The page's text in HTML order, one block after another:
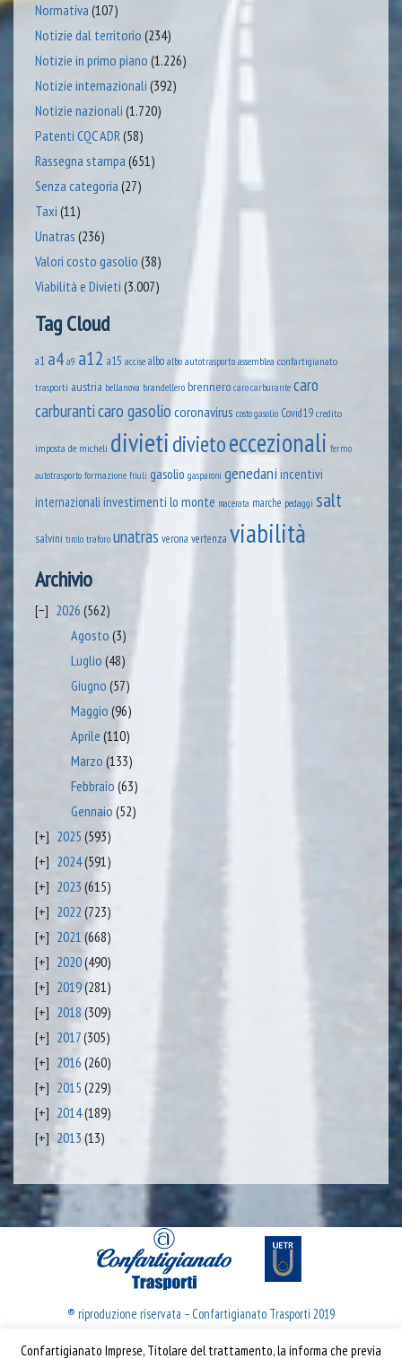
Normativa (107)
Notizie dal territorio (234)
Notizie in primo piano (1.226)
Notizie internazionali (392)
Notizie nazionali (1.720)
Patenti CQC ADR(58)
Rassegna stampa (651)
Senza categoria (27)
Taxi (11)
Unatras (236)
Valori costo gasolio (38)
Viabilità e Divieti (3.007)
Tag Cloud
a1 a4 a9 a12 a15 accise albo albo autotrasporto assemblea confartigianato
trasporti austria bellanova brandellero brennero caro carburante caro
carburanticaro gasoliocoronavirus costo gasolio Covid19credito
imposta de micheli divietidivietoeccezionali fermo
autotrasporto formazione friuli gasolio gasparoni genedani incentivi
internazionali investimenti lo monte macerata marche pedaggi salt
salvini tirolo traforo unatras verona vertenza viabilità
Archivio
2026 (562)
Agosto (3)
Luglio (48)
Giugno (57)
Maggio (96)
Aprile (110)
Marzo (133)
Febbraio (63)
Gennaio (52)
2025 (593)
2024(591)
2023 (615)
2022 (723)
2021 (668)
2020(490)
2019(281)
2018 (309)
2017(305)
2016 (260)
2015 (229)
2014(189)
2013 (13)
® riproduzione riservata – Confartigianato Trasporti 2019
Confartigianato Imprese, Titolare del trattamento, la informa che previa